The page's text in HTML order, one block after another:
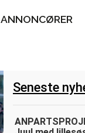
Seneste
ANNONCØRER